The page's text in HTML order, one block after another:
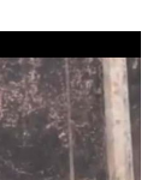
un
salón
de
con